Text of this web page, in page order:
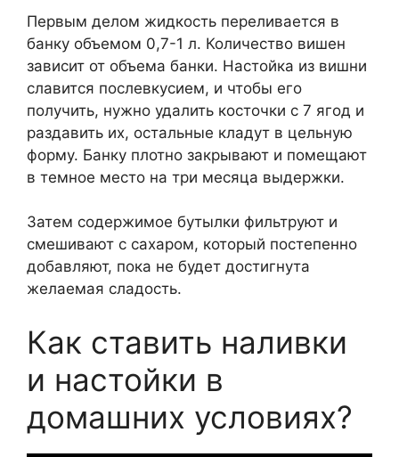
Первым делом жидкость переливается в
банку объемом 0,7-1 л. Количество вишен
зависит от объема банки. Настойка из вишни
славится послевкусием, и чтобы его
получить, нужно удалить косточки с 7 ягод и
раздавить их, остальные кладут в цельную
форму. Банку плотно закрывают и помещают
в темное место на три месяца выдержки.
Затем содержимое бутылки фильтруют и
смешивают с сахаром, который постепенно
добавляют, пока не будет достигнута
желаемая сладость.
Как ставить наливки
и настойки в
домашних условиях?